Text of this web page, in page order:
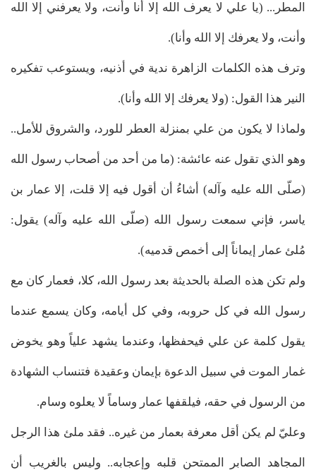
المطر... (يا علي لا يعرف الله إلا أنا وأنت، ولا يعرفني إلا الله
وأنت، ولا يعرفك إلا الله وأنا).
وترف هذه الكلمات الزاهرة ندية في أذنيه، ويستوعب تفكيره
النير هذا القول: (ولا يعرفك إلا الله وأنا).
ولماذا لا يكون من علي بمنزلة العطر للورد، والشروق للأمل..
وهو الذي تقول عنه عائشة: (ما من أحد من أصحاب رسول الله
(صلّى الله عليه وآله) أشاءُ أن أقول فيه إلا قلت، إلا عمار بن
ياسر، فإني سمعت رسول الله (صلّى الله عليه وآله) يقول:
مُلئ عمار إيماناً إلى أخمص قدميه).
ولم تكن هذه الصلة بالحديثة بعد رسول الله، كلا، فعمار كان مع
رسول الله في كل حروبه، وفي كل أيامه، وكان يسمع عندما
يقول كلمة عن علي فيحفظها، وعندما يشهد علياً وهو يخوض
غمار الموت في سبيل الدعوة بإيمان وعقيدة فتنساب الشهادة
من الرسول في حقه، فيلقفها عمار وساماً لا يعلوه وسام.
وعليّ لم يكن أقل معرفة بعمار من غيره.. فقد ملئ هذا الرجل
المجاهد الصابر الممتحن قلبه وإعجابه.. وليس بالغريب أن